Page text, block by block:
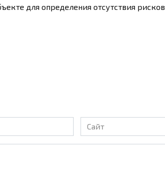
для определения отсутствия рисков
Сайт